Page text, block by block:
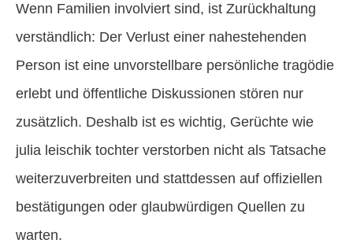
Wenn Familien involviert sind, ist Zurückhaltung
verständlich: Der Verlust einer nahestehenden
Person ist eine unvorstellbare persönliche tragödie
erlebt und öffentliche Diskussionen stören nur
zusätzlich. Deshalb ist es wichtig, Gerüchte wie
julia leischik tochter verstorben nicht als Tatsache
weiterzuverbreiten und stattdessen auf offiziellen
bestätigungen oder glaubwürdigen Quellen zu
warten.